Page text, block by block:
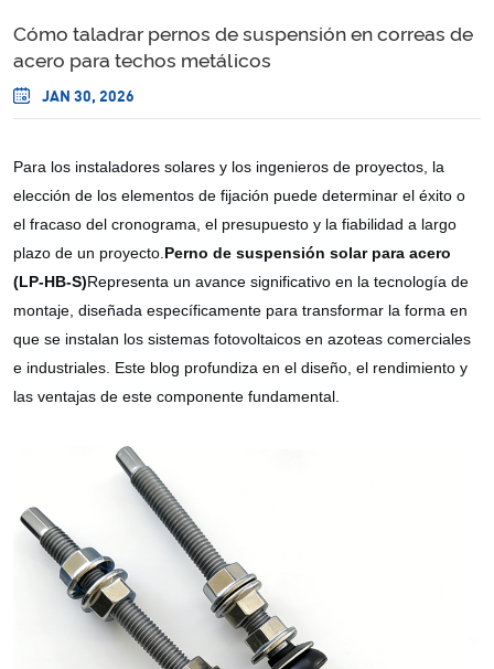
Cómo taladrar pernos de suspensión en correas de
acero para techos metálicos
JAN 30, 2026
Para los instaladores solares y los ingenieros de proyectos, la
elección de los elementos de fijación puede determinar el éxito o
el fracaso del cronograma, el presupuesto y la fiabilidad a largo
plazo de un proyecto. Perno de suspensión solar para acero
(LP-HB-S)Representa un avance significativo en la tecnología de
montaje, diseñada específicamente para transformar la forma en
que se instalan los sistemas fotovoltaicos en azoteas comerciales
e industriales. Este blog profundiza en el diseño, el rendimiento y
las ventajas de este componente fundamental.